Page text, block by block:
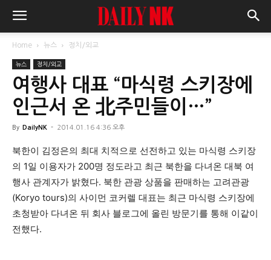
Home 뉴스 정치/외교
뉴스 정치/외교
여행사 대표 “마식령 스키장에
인근서 온 北주민들이…”
By DailyNK - 2014.01.16 4:36 오후
북한이 김정은의 최대 치적으로 선전하고 있는 마식령 스키장
의 1일 이용자가 200명 정도라고 최근 북한을 다녀온 대북 여
행사 관계자가 밝혔다. 북한 관광 상품을 판매하는 고려관광
(Koryo tours)의 사이먼 코커렐 대표는 최근 마식령 스키장에
초청받아 다녀온 뒤 회사 블로그에 올린 방문기를 통해 이같이
전했다.